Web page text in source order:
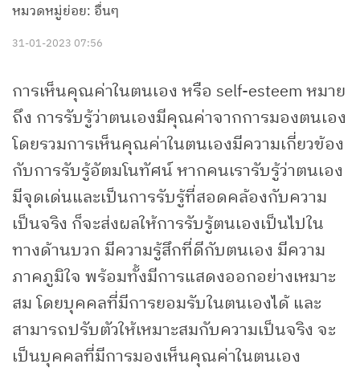
หมวดหมู่ย่อย: อื่นๆ
31-01-2023 07:56
การเห็นคุณค่าในตนเอง หรือ self-esteem หมาย
ถึง การรับรู้ว่าตนเองมีคุณค่าจากการมองตนเอง
โดยรวมการเห็นคุณค่าในตนเองมีความเกี่ยวข้อง
กับการรับรู้อัตมโนทัศน์ หากคนเรารับรู้ว่าตนเอง
มีจุดเด่นและเป็นการรับรู้ที่สอดคล้องกับความ
เป็นจริง ก็จะส่งผลให้การรับรู้ตนเองเป็นไปใน
ทางด้านบวก มีความรู้สึกที่ดีกับตนเอง มีความ
ภาคภูมิใจ พร้อมทั้งมีการแสดงออกอย่างเหมาะ
สม โดยบุคคลที่มีการยอมรับในตนเองได้ และ
สามารถปรับตัวให้เหมาะสมกับความเป็นจริง จะ
เป็นบุคคลที่มีการมองเห็นคุณค่าในตนเอง